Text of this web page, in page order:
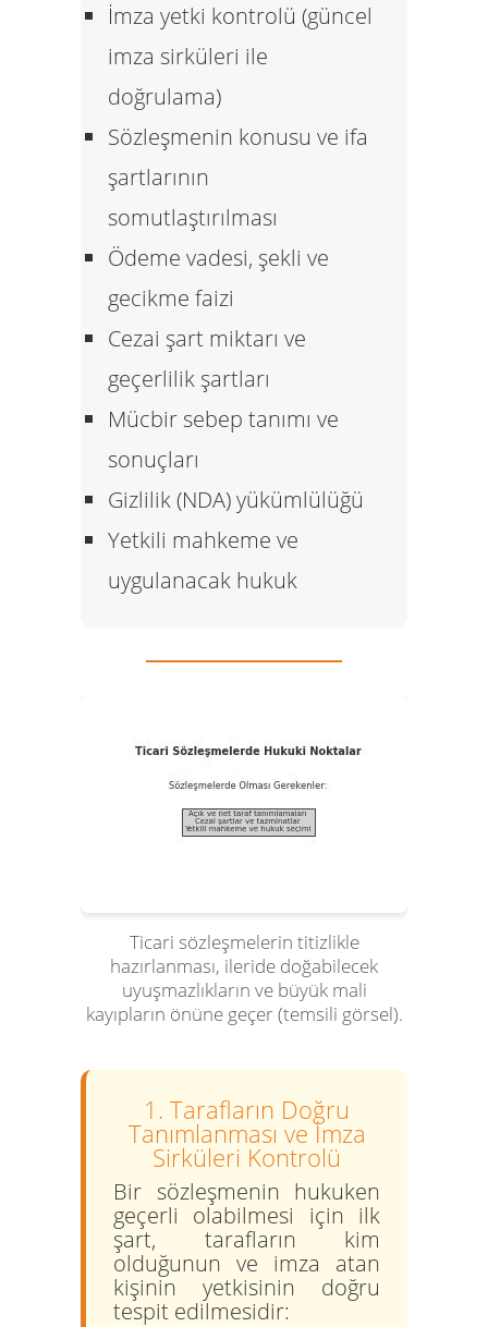
İmza yetki kontrolü (güncel
imza sirküleri ile
doğrulama)
Sözleşmenin konusu ve ifa
şartlarının
somutlaştırılması
Ödeme vadesi, şekli ve
gecikme faizi
Cezai şart miktarı ve
geçerlilik şartları
Mücbir sebep tanımı ve
sonuçları
Gizlilik (NDA) yükümlülüğü
Yetkili mahkeme ve
uygulanacak hukuk
Ticari sözleşmelerin titizlikle
hazırlanması, ileride doğabilecek
uyuşmazlıkların ve büyük mali
kayıpların önüne geçer (temsili görsel).
1. Tarafların Doğru
Tanımlanması ve İmza
Sirküleri Kontrolü
Bir sözleşmenin hukuken
geçerli olabilmesi için ilk
şart, tarafların kim
olduğunun ve imza atan
kişinin yetkisinin doğru
tespit edilmesidir: